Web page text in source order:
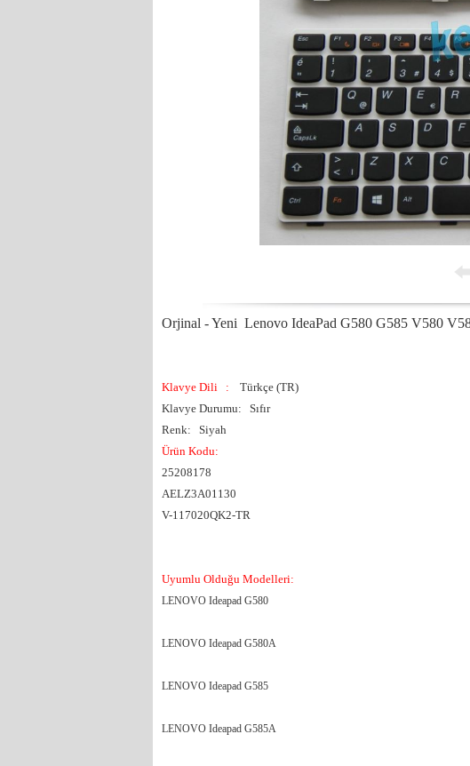
Orjinal - Yeni Lenovo IdeaPad G580 G585 V580
Klavye Dili : Türkçe (TR)
Klavye Durumu: Sıfır
Renk: Siyah
Ürün Kodu:
25208178
AELZ3A01130
V-117020QK2-TR
Uyumlu Olduğu Modelleri:
LENOVO Ideapad G580
LENOVO Ideapad G580A
LENOVO Ideapad G585
LENOVO Ideapad G585A